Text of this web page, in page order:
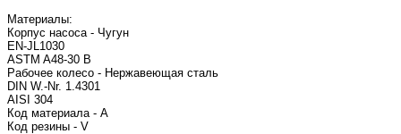
Материалы:
Корпус насоса - Чугун
EN-JL1030
ASTM A48-30 B
Рабочее колесо - Нержавеющая сталь
DIN W.-Nr. 1.4301
AISI 304
Код материала - A
Код резины - V